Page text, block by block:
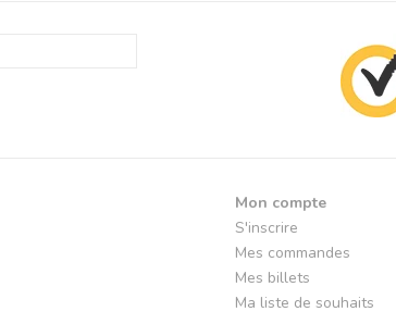
Mon compte
S'inscrire
Mes commandes
Mes billets
Ma liste de souhaits